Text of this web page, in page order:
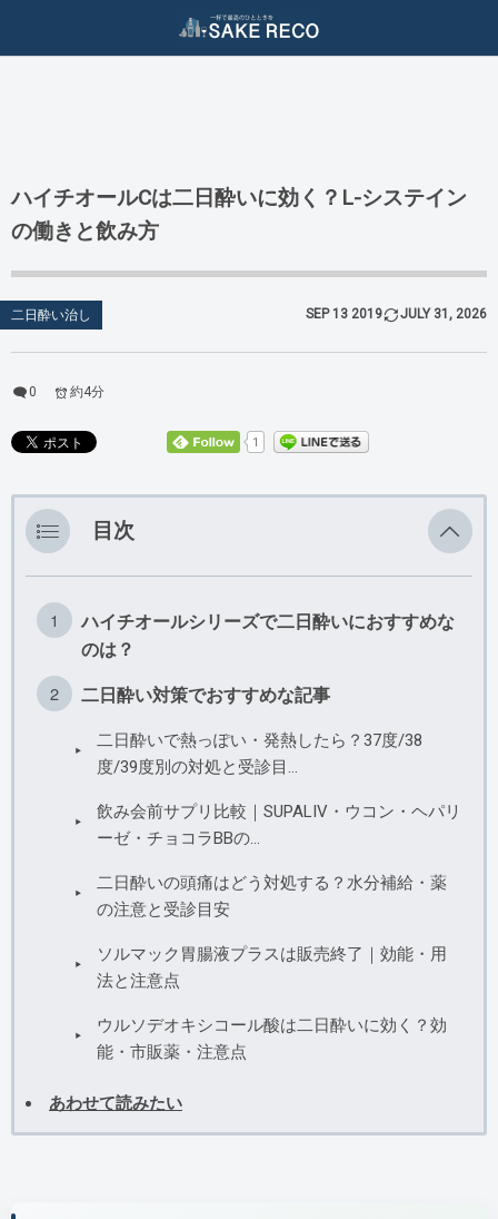
ハイチオールCは二日酔いに効く？L-システイン
の働きと飲み方
二日酔い治し SEP 13 2019 JULY 31 , 2026
0 約4分
1
目次
ハイチオールシリーズで二日酔いにおすすめな
のは？
二日酔い対策でおすすめな記事
二日酔いで熱っぽい・発熱したら？37度/38
度/39度別の対処と受診目…
飲み会前サプリ比較｜SUPALIV・ウコン・ヘパリ
ーゼ・チョコラBBの…
二日酔いの頭痛はどう対処する？水分補給・薬
の注意と受診目安
ソルマック胃腸液プラスは販売終了｜効能・用
法と注意点
ウルソデオキシコール酸は二日酔いに効く？効
能・市販薬・注意点
あわせて読みたい
日本酒
ウィスキー
クラフトジン
その他